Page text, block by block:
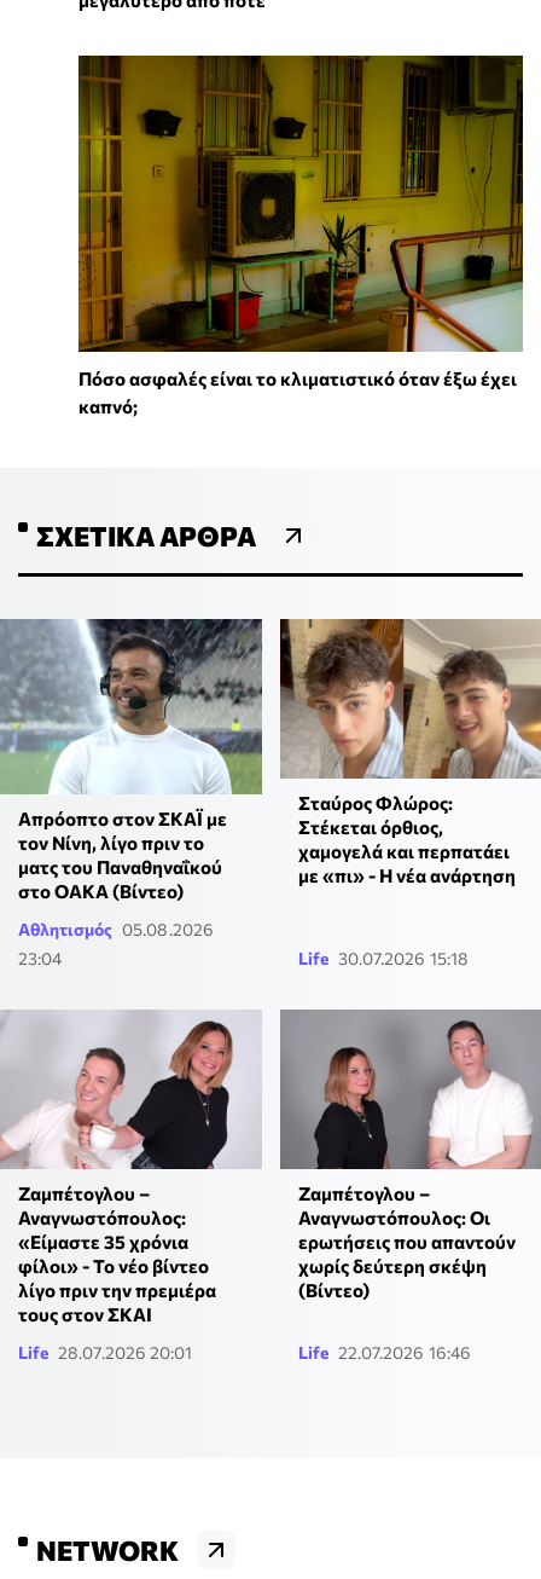
Πόσο ασφαλές είναι το κλιματιστικό όταν έξω έχει
καπνό;
ΣΧΕΤΙΚΆ ΆΡΘΡΑ
Απρόοπτο στον ΣΚΑΪ με
τον Νίνη, λίγο πριν το
ματς του Παναθηναΐκού
στο ΟΑΚΑ (Βίντεο)
Αθλητισμός 05.08.2026
23:04
Σταύρος Φλώρος:
Στέκεται όρθιος,
χαμογελά και περπατάει
με «πι» - Η νέα ανάρτηση
Life 30.07.2026 15:18
Ζαμπέτογλου –
Αναγνωστόπουλος:
«Είμαστε 35 χρόνια
φίλοι» - Το νέο βίντεο
λίγο πριν την πρεμιέρα
τους στον ΣΚΑΙ
Life 28.07.2026 20:01
Ζαμπέτογλου –
Αναγνωστόπουλος: Οι
ερωτήσεις που απαντούν
χωρίς δεύτερη σκέψη
(Βίντεο)
Life 22.07.2026 16:46
NETWORK